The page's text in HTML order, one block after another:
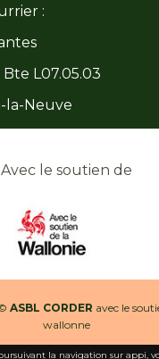
la navigation sur appi,
:
L07.05.03
la-Neuve
Avec le soutien de
ASBL CORDER avec le
wallonne